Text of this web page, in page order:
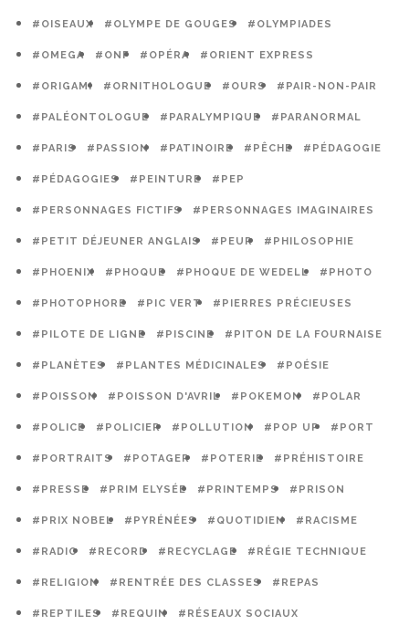
#OISEAUX #OLYMPE DE GOUGES #OLYMPIADES
#OMEGA #ONF #OPÉRA #ORIENT EXPRESS
#ORIGAMI #ORNITHOLOGUE #OURS #PAIR-NON-PAIR
#PALÉONTOLOGUE #PARALYMPIQUE #PARANORMAL
#PARIS #PASSION #PATINOIRE #PÊCHE #PÉDAGOGIE
#PÉDAGOGIES #PEINTURE #PEP
#PERSONNAGES FICTIFS #PERSONNAGES IMAGINAIRES
#PETIT DÉJEUNER ANGLAIS #PEUR #PHILOSOPHIE
#PHOENIX #PHOQUE #PHOQUE DE WEDELL #PHOTO
#PHOTOPHORE #PIC VERT #PIERRES PRÉCIEUSES
#PILOTE DE LIGNE #PISCINE #PITON DE LA FOURNAISE
#PLANÈTES #PLANTES MÉDICINALES #POÉSIE
#POISSON #POISSON D'AVRIL #POKEMON #POLAR
#POLICE #POLICIER #POLLUTION #POP UP #PORT
#PORTRAITS #POTAGER #POTERIE #PRÉHISTOIRE
#PRESSE #PRIM ELYSÉE #PRINTEMPS #PRISON
#PRIX NOBEL #PYRÉNÉES #QUOTIDIEN #RACISME
#RADIO #RECORD #RECYCLAGE #RÉGIE TECHNIQUE
#RELIGION #RENTRÉE DES CLASSES #REPAS
#REPTILES #REQUIN #RÉSEAUX SOCIAUX